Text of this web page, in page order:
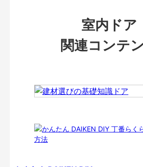
室内ドア
関連コンテ